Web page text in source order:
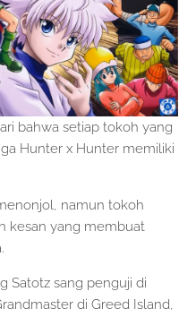
bahwa setiap tokoh yang
Hunter x Hunter memiliki
namun tokoh
kesan yang membuat
Satotz sang penguji di
di Greed Island,